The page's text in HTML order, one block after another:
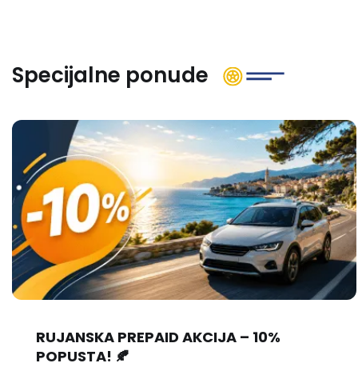
Specijalne ponude
RUJANSKA PREPAID AKCIJA – 10%
POPUSTA! 🍂